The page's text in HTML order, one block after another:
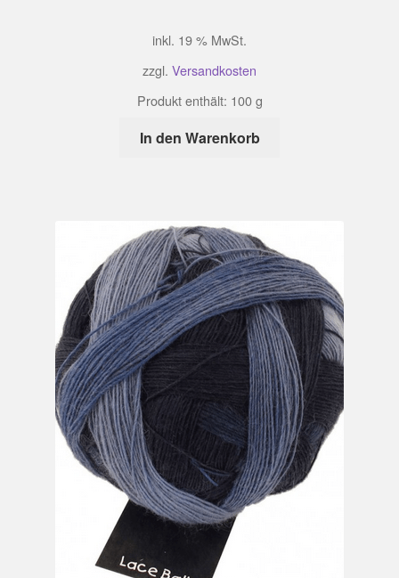
inkl. 19 % MwSt.
zzgl. Versandkosten
Produkt enthält: 100g
In den Warenkorb